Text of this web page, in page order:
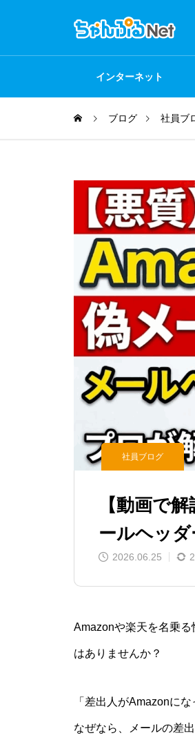
インターネット
ブログ 社員ブ
社員ブログ
【動画で
ールヘッ
2026.06.25
Amazonや楽天を名乗
はありませんか？
「差出人がAmazonに
なぜなら、メールの差